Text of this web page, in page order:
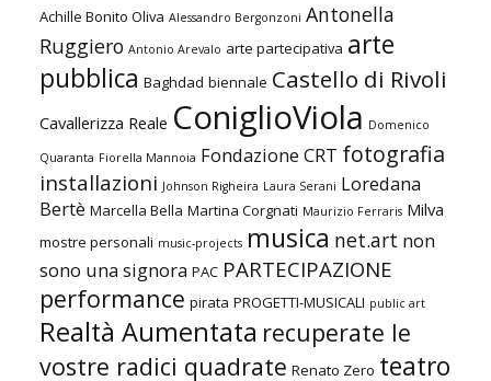
Achille Bonito Oliva Alessandro Bergonzoni Antonella
Ruggiero Antonio Arevalo arte partecipativa arte
pubblica Baghdad biennale Castello di Rivoli
Cavallerizza Reale ConiglioViola Domenico
Quaranta Fiorella Mannoia Fondazione CRT fotografia
installazioni Johnson Righeira Laura Serani Loredana
Bertè Marcella Bella Martina Corgnati Maurizio Ferraris Milva
mostre personali music-projects musica net.art non
sono una signora PAC PARTECIPAZIONE
performance pirata PROGETTI-MUSICALI public art
Realtà Aumentata recuperate le
vostre radici quadrate Renato Zero teatro